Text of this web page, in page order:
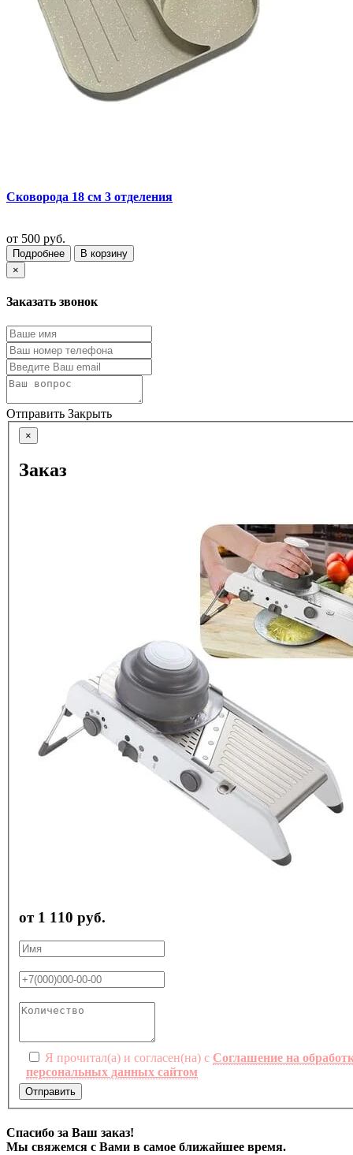
Сковорода 18 см 3 отделения
от 500 руб.
Подробнее
В корзину
×
Заказать звонок
Отправить Закрыть
×
Заказ
от 1 110 руб.
Я прочитал(а) и согласен(на) с Соглашение на
персональных данных сайтом
Отправить
Спасибо за Ваш заказ!
Мы свяжемся с Вами в самое ближайшее время.